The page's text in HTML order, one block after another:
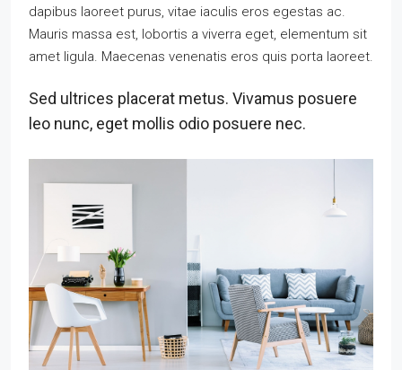
dapibus laoreet purus, vitae iaculis eros egestas ac.
Mauris massa est, lobortis a viverra eget, elementum sit
amet ligula. Maecenas venenatis eros quis porta laoreet.
Sed ultrices placerat metus. Vivamus posuere
leo nunc, eget mollis odio posuere nec.